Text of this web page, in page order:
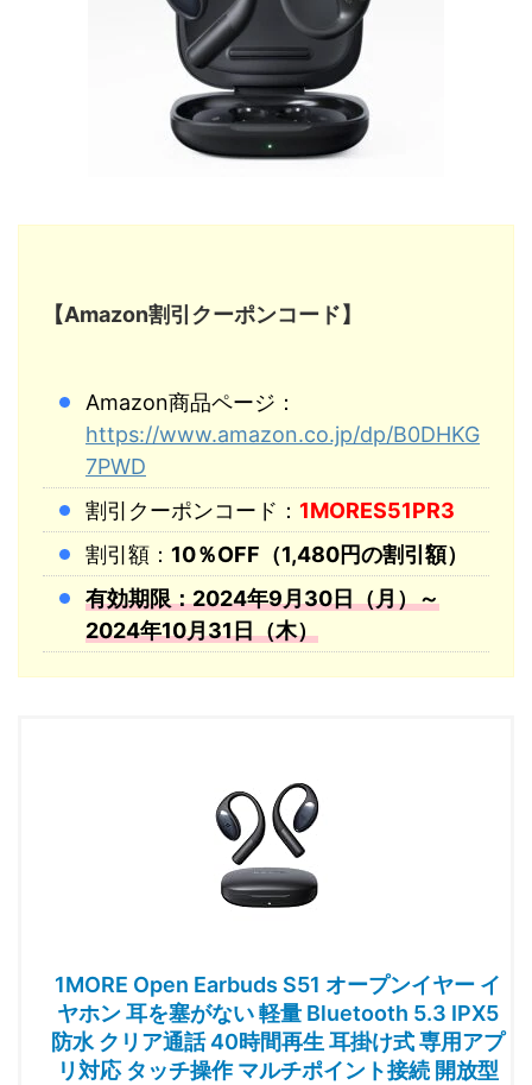
【Amazon割引クーポンコード】
Amazon商品ページ：
https://www.amazon.co.jp/dp/B0DHKG
7PWD
割引クーポンコード： 1MORES51PR3
割引額： 10％OFF（1,480円の割引額）
有効期限：2024年9月30日（月）～
2024年10月31日（木）
1MORE Open Earbuds S51 オープンイヤー イ
ヤホン 耳を塞がない 軽量 Bluetooth 5.3 IPX5
防水 クリア通話 40時間再生 耳掛け式 専用アプ
リ対応 タッチ操作 マルチポイント接続 開放型